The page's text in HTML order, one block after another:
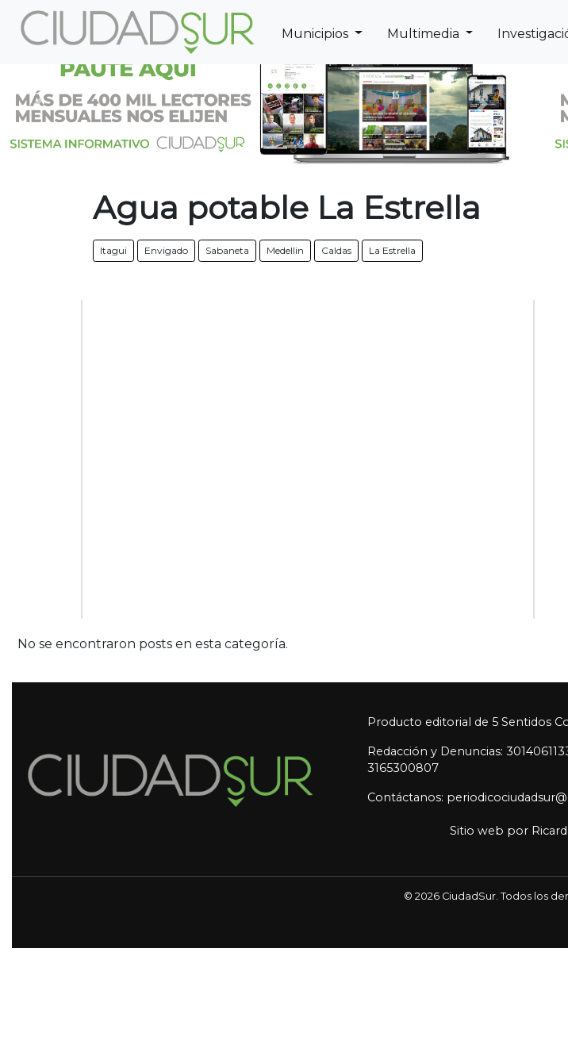
Municipios Multimedia
Previous Next
Agua potable La Estrella
Itagui Envigado Sabaneta Medellin Caldas La Estrella
No se encontraron posts en esta categoría.
Producto editorial de 5 Sentidos
Redacción y Denuncias:
3165300807
Contáctanos:
Sitio web por
© 2026 CiudadSur. Todos los